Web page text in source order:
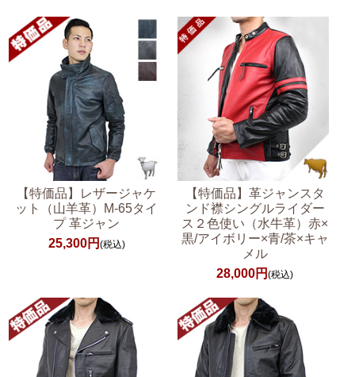
【特価品】レザージャケ
ット（山羊革）M-65タイ
プ 革ジャン
25,300円 (税込)
【特価品】革ジャンスタ
ンド襟シングルライダー
ス２色使い（水牛革）赤×
黒/アイボリー×青/茶×キャ
メル
28,000円(税込)